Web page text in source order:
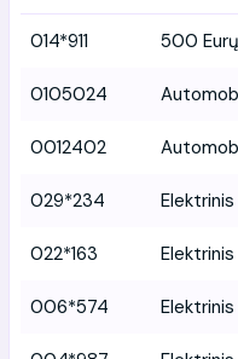
014*911 500 Eurų
0105024
0012402
029*234
022*163
006*574